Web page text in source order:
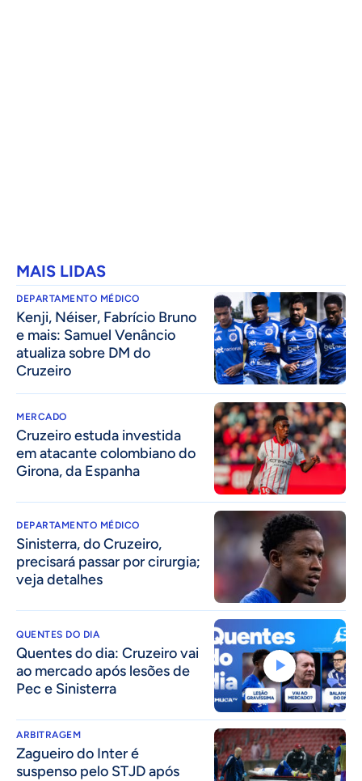
MAIS LIDAS
DEPARTAMENTO MÉDICO
Kenji, Néiser, Fabrício Bruno
e mais: Samuel Venâncio
atualiza sobre DM do
Cruzeiro
MERCADO
Cruzeiro estuda investida
em atacante colombiano do
Girona, da Espanha
DEPARTAMENTO MÉDICO
Sinisterra, do Cruzeiro,
precisará passar por cirurgia;
veja detalhes
QUENTES DO DIA
Quentes do dia: Cruzeiro vai
ao mercado após lesões de
Pec e Sinisterra
ARBITRAGEM
Zagueiro do Inter é
suspenso pelo STJD após